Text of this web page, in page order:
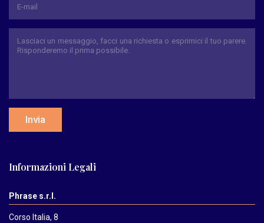
Invia
Informazioni Legali
Phrase s.r.l.
Corso Italia, 8